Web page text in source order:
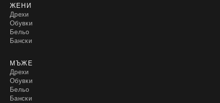
ЖЕНИ
Дрехи
Обувки
Бельо
Бански
МЪЖЕ
Дрехи
Обувки
Бельо
Бански